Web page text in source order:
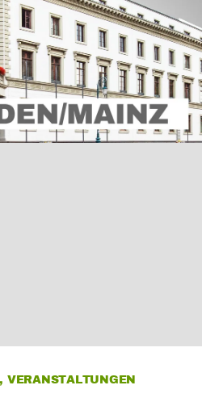
VERANSTALTUNGEN